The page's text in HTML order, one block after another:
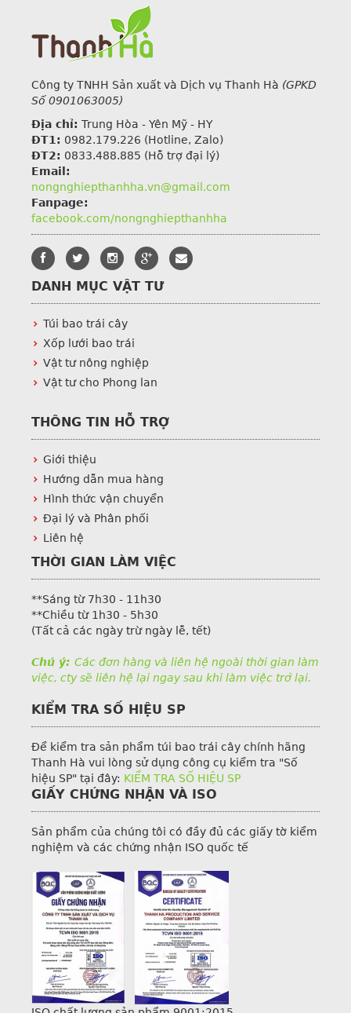
Công ty TNHH Sản xuất và Dịch vụ Thanh Hà (GPKD
Số 0901063005)
Địa chỉ: Trung Hòa - Yên Mỹ - HY
ĐT1: 0982.179.226 (Hotline, Zalo)
ĐT2: 0833.488.885 (Hỗ trợ đại lý)
Email:
nongnghiepthanhha.vn@gmail.com
Fanpage:
facebook.com/nongnghiepthanhha
DANH MỤC VẬT TƯ
Túi bao trái cây
Xốp lưới bao trái
Vật tư nông nghiệp
Vật tư cho Phong lan
THÔNG TIN HỖ TRỢ
Giới thiệu
Hướng dẫn mua hàng
Hình thức vận chuyển
Đại lý và Phân phối
Liên hệ
THỜI GIAN LÀM VIỆC
**Sáng từ 7h30 - 11h30
**Chiều từ 1h30 - 5h30
(Tất cả các ngày trừ ngày lễ, tết)
Chú ý: Các đơn hàng và liên hệ ngoài thời gian làm
việc, cty sẽ liên hệ lại ngay sau khi làm việc trở lại.
KIỂM TRA SỐ HIỆU SP
Để kiểm tra sản phẩm túi bao trái cây chính hãng
Thanh Hà vui lòng sử dụng công cụ kiểm tra "Số
hiệu SP" tại đây: KIỂM TRA SỐ HIỆU SP
GIẤY CHỨNG NHẬN VÀ ISO
Sản phẩm của chúng tôi có đầy đủ các giấy tờ kiểm
nghiệm và các chứng nhận ISO quốc tế